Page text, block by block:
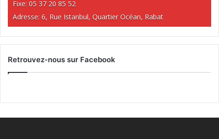
Fixe: 05 37 20 85 52
Adresse: 6, Rue Istanbul, Quartier Océan, Rabat
Retrouvez-nous sur Facebook